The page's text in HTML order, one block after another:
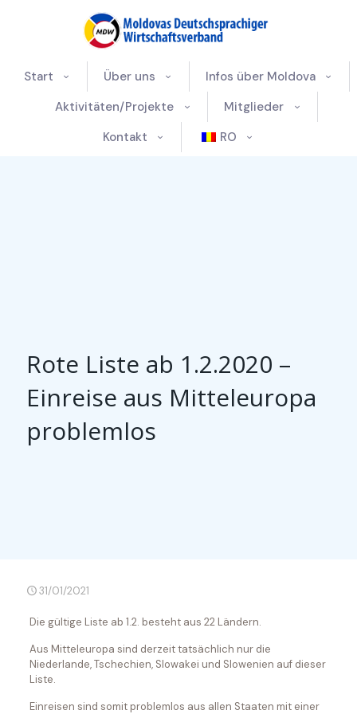
Start Über uns
Infos über Moldova
Aktivitäten/Projekte
Mitglieder
Kontakt
RO
Rote Liste ab 1.2.2020 –
Einreise aus Mitteleuropa
problemlos
31/01/2021
Die gültige Liste ab 1.2. besteht aus 22 Ländern.
Aus Mitteleuropa sind derzeit tatsächlich nur die
Niederlande, Tschechien, Slowakei und Slowenien auf dieser
Liste.
Einreisen sind somit problemlos aus allen Staaten mit einer